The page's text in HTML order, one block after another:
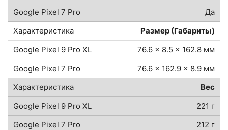
Да
Размер (Габариты)
76.6 x 8.5 x 162.8 мм
76.6 x 162.9 x 8.9 мм
Вес
221 г
212 г